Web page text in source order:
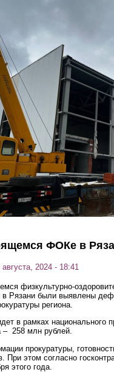
ФОКе в
2024 - 18:41
физкультурно-
Рязани были выявлены
региона.
в рамках национального
– 258 млн рублей.
прокуратуры,
При этом согласно
этого года.